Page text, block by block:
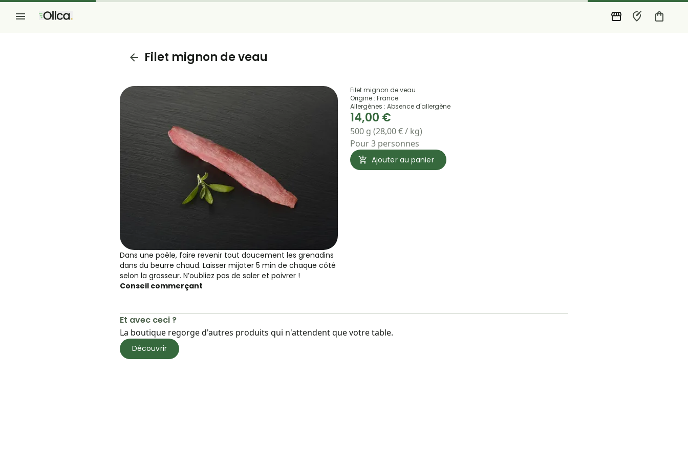
Filet mignon de veau
Dans une poêle, faire revenir tout doucement les grenadins
dans du beurre chaud. Laisser mijoter 5 min de chaque côté
selon la grosseur. N’oubliez pas de saler et poivrer !
Conseil commerçant
Filet mignon de veau
Origine : France
Allergènes : Absence d'allergène
14,00 €
500 g (28,00 € / kg)
Pour 3 personnes
Ajouter au panier
Et avec ceci ?
La boutique regorge d'autres produits qui n'attendent que votre table.
Découvrir